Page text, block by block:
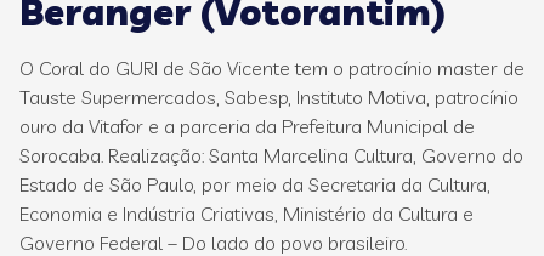
Beranger (Votorantim)
O Coral do GURI de São Vicente tem o patrocínio master de
Tauste Supermercados, Sabesp, Instituto Motiva, patrocínio
ouro da Vitafor e a parceria da Prefeitura Municipal de
Sorocaba. Realização: Santa Marcelina Cultura, Governo do
Estado de São Paulo, por meio da Secretaria da Cultura,
Economia e Indústria Criativas, Ministério da Cultura e
Governo Federal – Do lado do povo brasileiro.